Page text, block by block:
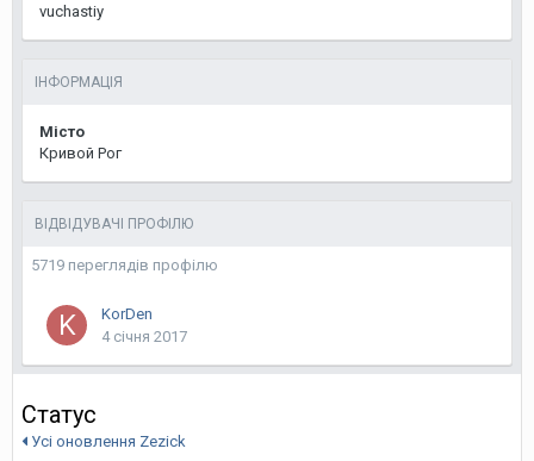
vuchastiy
ІНФОРМАЦІЯ
Місто
Кривой Рог
ВІДВІДУВАЧІ ПРОФІЛЮ
5719 переглядів профілю
KorDen
4 січня 2017
Статус
Усі оновлення Zezick